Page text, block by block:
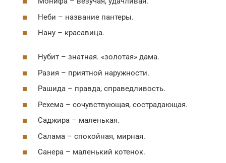
Неби – название пантеры.
Нану – красавица.
Нубит – знатная. «золотая» дама.
Разия – приятной наружности.
Рашида – правда, справедливость.
Рехема – сочувствующая, сострадающая.
Саджира – маленькая.
Салама – спокойная, мирная.
Санера – маленький котенок.